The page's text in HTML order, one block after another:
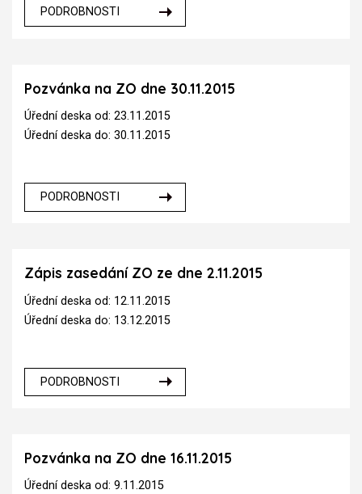
PODROBNOSTI
Pozvánka na ZO dne 30.11.2015
Úřední deska od: 23.11.2015
Úřední deska do: 30.11.2015
PODROBNOSTI
Zápis zasedání ZO ze dne 2.11.2015
Úřední deska od: 12.11.2015
Úřední deska do: 13.12.2015
PODROBNOSTI
Pozvánka na ZO dne 16.11.2015
Úřední deska od: 9.11.2015